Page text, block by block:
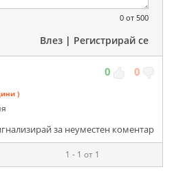
0 от 500
Влез | Регистрирай се
0 0
)
за неуместен коментар
1 - 1 от 1